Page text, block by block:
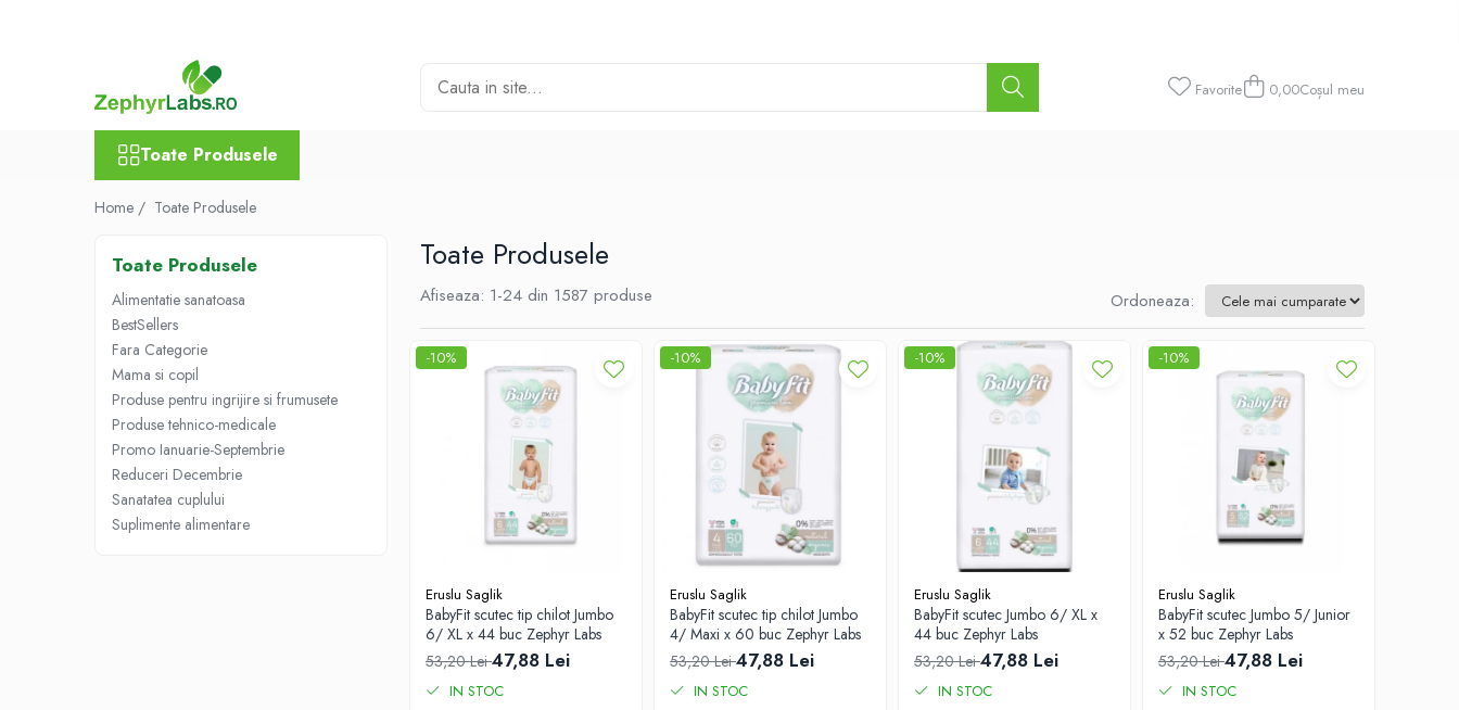
Alimentatie sanatoasa
Altele-Alimentatie sanatoasa
Ingrijire și cosmetice
Scutece si servetele
Cosmetice copii
Protectie anti-insecte
Hrana pentru bebelusi
Suplimente alimentare copii
Produse antiparazitare
Favorite 0,00Coșul meu
Toate Produsele
Home / Toate Produsele
Toate Produsele
Toate Produsele
Alimentatie sanatoasa
BestSellers
Fara Categorie
Mama si copil
Produse pentru ingrijire si frumusete
Produse tehnico-medicale
Promo Ianuarie-Septembrie
Reduceri Decembrie
Sanatatea cuplului
Suplimente alimentare
Afiseaza: 1-24 din 1587 produse Ordoneaza:
-10%
Eruslu Saglik
BabyFit scutec tip chilot Jumbo
6/ XL x 44 buc Zephyr Labs
53,20 Lei47,88 Lei
IN STOC
-10%
Eruslu Saglik
BabyFit scutec tip chilot Jumbo
4/ Maxi x 60 buc Zephyr Labs
53,20 Lei47,88 Lei
IN STOC
-10%
Eruslu Saglik
BabyFit scutec Jumbo 6/ XL x
44 buc Zephyr Labs
53,20 Lei47,88 Lei
IN STOC
-10%
Eruslu Saglik
BabyFit scutec Jumbo 5/ Junior
x 52 buc Zephyr Labs
53,20 Lei47,88 Lei
IN STOC